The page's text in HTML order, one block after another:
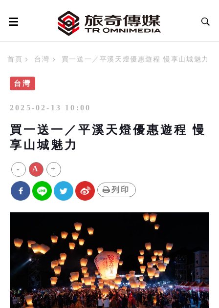
首頁 台灣 買一送一／平溪天燈優惠遊程 慢享山城魅力
台灣
2025-02-13 10:00
買一送一／平溪天燈優惠遊程 慢
享山城魅力
- A +
列印